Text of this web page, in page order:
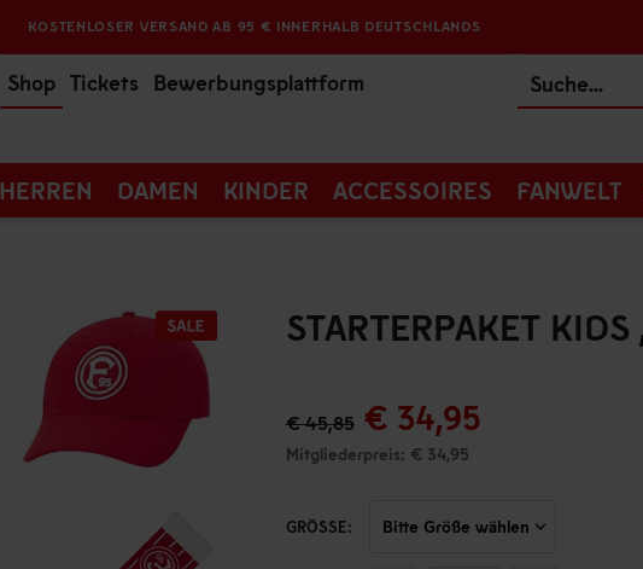
KOSTENLOSER VERSAND AB 95 € INNERHALB DEUTSCHLANDS
Shop Tickets Bewerbungsplattform
HERREN DAMEN KINDER ACCESSOIRES FANWELT
STARTERPAKET
€ 45,85 € 34,95
Mitgliederpreis: € 34,95
GRÖSSE: